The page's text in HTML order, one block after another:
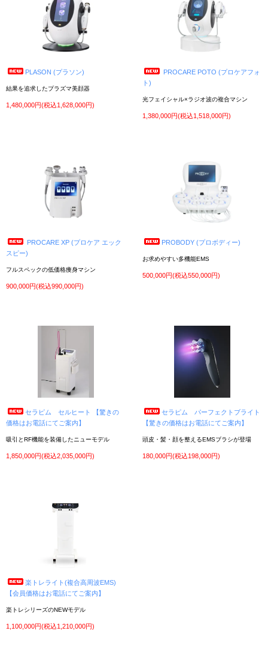
2021年6月29日 中古美容機器 入荷しました！
①タカラベルモント ノアージュL（美顔器）/ ふんわりしたスチーム、吸引・パター
機能を搭載した人気のノアージュが入荷しました！
商品の詳細はお気軽にお問い合わせ下さい。ご利用お待ちしております!
2020年4月23日 ゴールデンウイーク期間中のご案内
ゴールデンウイークは5月1日（土）～5月5日（水）まで休業となります。
2021年4月6日
中古美容機器 入荷しました！
①CELLTUNE/セルチューン（家庭用美容機器）/ 伊藤超短波の家庭用セルライトケア
①セルべスターS（美顔器）/ フェースコスメティックの超音波毛穴洗浄マシンが入
商品の詳細はお気軽にお問い合わせ下さい。ご利用お待ちしております！
2021年3月12日
中古美容機器 入荷しました！
①スーパーセルム（痩身機器）/ 日本製の吸引マシンが入荷しました。モーター音も静
商品の詳細はお気軽にお問い合わせ下さい。ご利用お待ちしております！
昨今、フリマアプリ等に弊社の撮影した画像が無断で使用されているケースが多く見
受けられます。
中古美容機器 入荷しました！
①AGLEX ジェットクリア（美顔器）/ ウォーターピーリングマシンで毛穴すっき
商品の詳細はお気軽にお問い合わせ下さい。ご利用お待ちしております!
2021年2月15日 中古美容機器 入荷しました！
合美顔器。他機能の後付けも可能
②タカラベルモント ラルジュS（美顔器）/ イオン導入機能が付いた複合スチーマー。
③タカラベルモント ラルジュ（美顔器）/ イオン導入機能が付いた複合スチーマー。
傷汚れ有りますので特価でご案内
④PRセル（痩身）/ 痩身マシンのベストセラーモデル。状態も良好で綺麗なお品で
タオルウォーマー。容量大きめの日本製です。
商品の詳細はお気軽にお問い合わせ下さい。ご利用お待ちしております!
ク搭載した人気のノアージュが入荷しました！
②ヤマノ エステ40（タカラベルモントOEM美顔器）/ スチームと吸引がメインの方
商品の詳細はお気軽にお問い合わせ下さい。ご利用お待ちしております!
2020年12月20日 年末年始休暇のご案内
ら通常通り営業させていただきます。
PLASON (プラソン)
結果を追求したプラズマ美顔器
1,480,000円(税込1,628,000円)
PROCARE POTO (プロケアフォ
ト)
光フェイシャル×ラジオ波の複合マシン
1,380,000円(税込1,518,000円)
PROCARE XP (プロケア エック
スピー)
フルスペックの低価格痩身マシン
900,000円(税込990,000円)
PROBODY (プロボディー)
お求めやすい多機能EMS
500,000円(税込550,000円)
セラピム セルヒート 【驚きの
価格はお電話にてご案内】
吸引とRF機能を装備したニューモデル
1,850,000円(税込2,035,000円)
セラピム パーフェクトブライト
【驚きの価格はお電話にてご案内】
頭皮・髪・顔を整えるEMSブラシが登場
180,000円(税込198,000円)
楽トレライト(複合高周波EMS)
【会員価格はお電話にてご案内】
楽トレシリーズのNEWモデル
1,100,000円(税込1,210,000円)